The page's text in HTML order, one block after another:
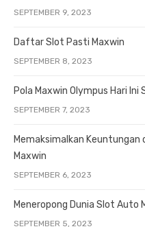
SEPTEMBER 9, 2023
Daftar Slot Pasti Maxwin
SEPTEMBER 8, 2023
Pola Maxwin Olympus Hari
SEPTEMBER 7, 2023
Memaksimalkan
Maxwin
SEPTEMBER 6, 2023
Meneropong Dunia Slot Auto
SEPTEMBER 5, 2023